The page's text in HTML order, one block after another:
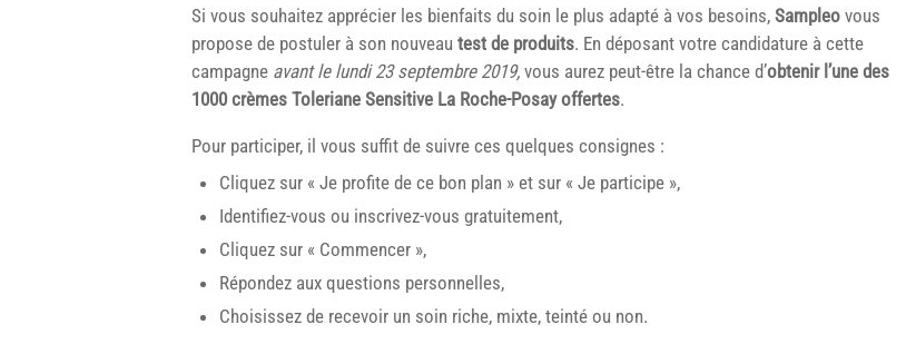
Si vous souhaitez apprécier les bienfaits du soin le plus adapté à vos besoins, Sampleo vous
propose de postuler à son nouveau test de produits. En déposant votre candidature à cette
campagne avant le lundi 23 septembre 2019, vous aurez peut-être la chance d’obtenir l’une des
1000 crèmes Toleriane Sensitive La Roche-Posay offertes.
Pour participer, il vous suffit de suivre ces quelques consignes :
Cliquez sur « Je profite de ce bon plan » et sur « Je participe »,
Identifiez-vous ou inscrivez-vous gratuitement,
Cliquez sur « Commencer »,
Répondez aux questions personnelles,
Choisissez de recevoir un soin riche, mixte, teinté ou non.